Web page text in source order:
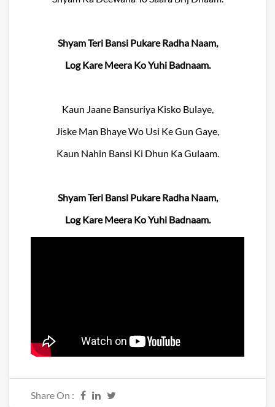
Shyam Teri Bansi Pukare Radha Naam,
Log Kare Meera Ko Yuhi Badnaam.
Kaun Jaane Bansuriya Kisko Bulaye,
Jiske Man Bhaye Wo Usi Ke Gun Gaye,
Kaun Nahin Bansi Ki Dhun Ka Gulaam.
Shyam Teri Bansi Pukare Radha Naam,
Log Kare Meera Ko Yuhi Badnaam.
Share On :